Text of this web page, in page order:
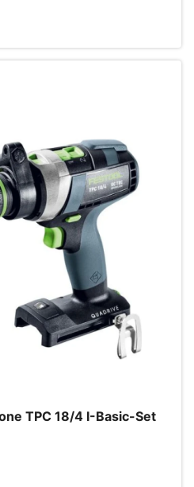
TPC 18/4 I-Basic-Set